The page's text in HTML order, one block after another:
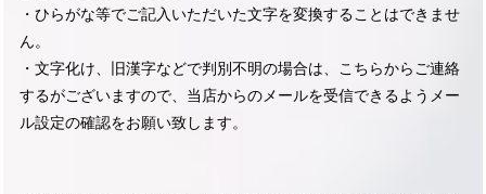
・ひらがな等でご記入いただいた文字を変換することはできませ
ん。
・文字化け、旧漢字などで判別不明の場合は、こちらからご連絡
するがございますので、当店からのメールを受信できるようメー
ル設定の確認をお願い致します。